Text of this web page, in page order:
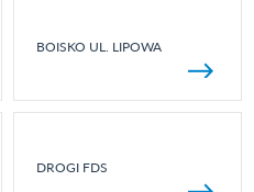
BOISKO UL. LIPOWA
DROGI FDS